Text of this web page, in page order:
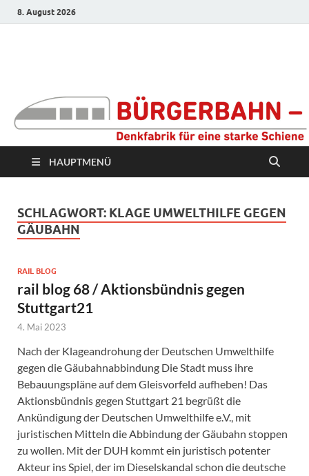
8. August 2026
Denkfabrik für eine
starke Schiene
HAUPTMENÜ
SCHLAGWORT: KLAGE UMWELTHILFE GEGEN
GÄUBAHN
RAIL BLOG
rail blog 68 / Aktionsbündnis gegen
Stuttgart21
4. Mai 2023
Nach der Klageandrohung der Deutschen Umwelthilfe
gegen die Gäubahnabbindung Die Stadt muss ihre
Bebauungspläne auf dem Gleisvorfeld aufheben! Das
Aktionsbündnis gegen Stuttgart 21 begrüßt die
Ankündigung der Deutschen Umwelthilfe e.V., mit
juristischen Mitteln die Abbindung der Gäubahn stoppen
zu wollen. Mit der DUH kommt ein juristisch potenter
Akteur ins Spiel, der im Dieselskandal schon die deutsche